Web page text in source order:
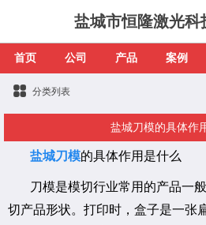
盐城市恒隆激光科
首页 公司 产品 案例
分类列表
盐城刀模的具体作
盐城刀模的具体作用是什么
刀模是模切行业常用的产品一
切产品形状。打印时，盒子是一张